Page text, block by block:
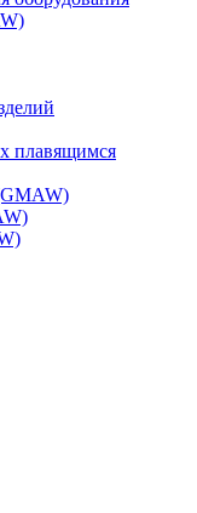
плавящимся